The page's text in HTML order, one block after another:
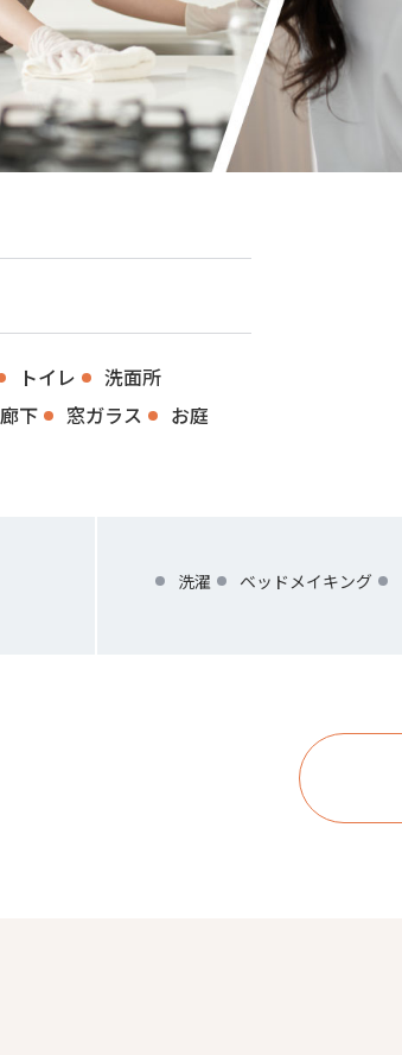
トイレ
洗面所
廊下 窓ガラス
お庭
洗濯 ベッドメイキング